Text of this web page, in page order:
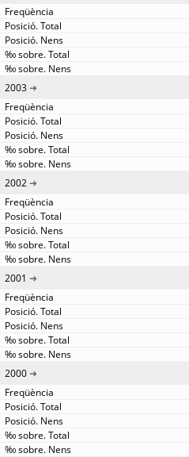
2003
2002
2001
2000